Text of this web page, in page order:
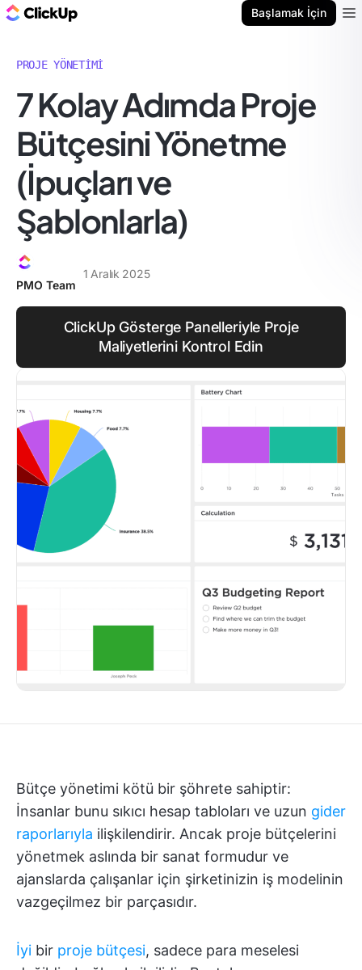
Başlamak İçin
PROJE YÖNETIMI
7 Kolay Adımda Proje
Bütçesini Yönetme
(İpuçları ve
Şablonlarla)
PMO Team
1 Aralık 2025
ClickUp Gösterge Panelleriyle Proje
Maliyetlerini Kontrol Edin
Bütçe yönetimi kötü bir şöhrete sahiptir:
İnsanlar bunu sıkıcı hesap tabloları ve uzun gider
raporlarıyla ilişkilendirir. Ancak proje bütçelerini
yönetmek aslında bir sanat formudur ve
ajanslarda çalışanlar için şirketinizin iş modelinin
vazgeçilmez bir parçasıdır.
İyi bir proje bütçesi, sadece para meselesi